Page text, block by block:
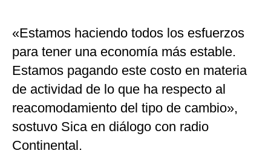
«Estamos haciendo todos los esfuerzos
para tener una economía más estable.
Estamos pagando este costo en materia
de actividad de lo que ha respecto al
reacomodamiento del tipo de cambio»,
sostuvo Sica en diálogo con radio
Continental.